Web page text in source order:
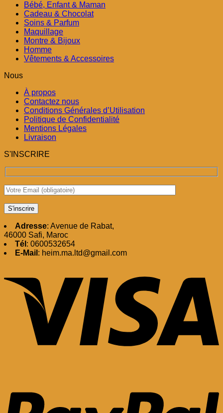
Bébé, Enfant & Maman
Cadeau & Chocolat
Soins & Parfum
Maquillage
Montre & Bijoux
Homme
Vêtements & Accessoires
Nous
À propos
Contactez nous
Conditions Générales d’Utilisation
Politique de Confidentialité
Mentions Légales
Livraison
S'INSCRIRE
Adresse: Avenue de Rabat,
46000 Safi, Maroc
Tél : 0600532654
E-Mail : heim.ma.ltd@gmail.com